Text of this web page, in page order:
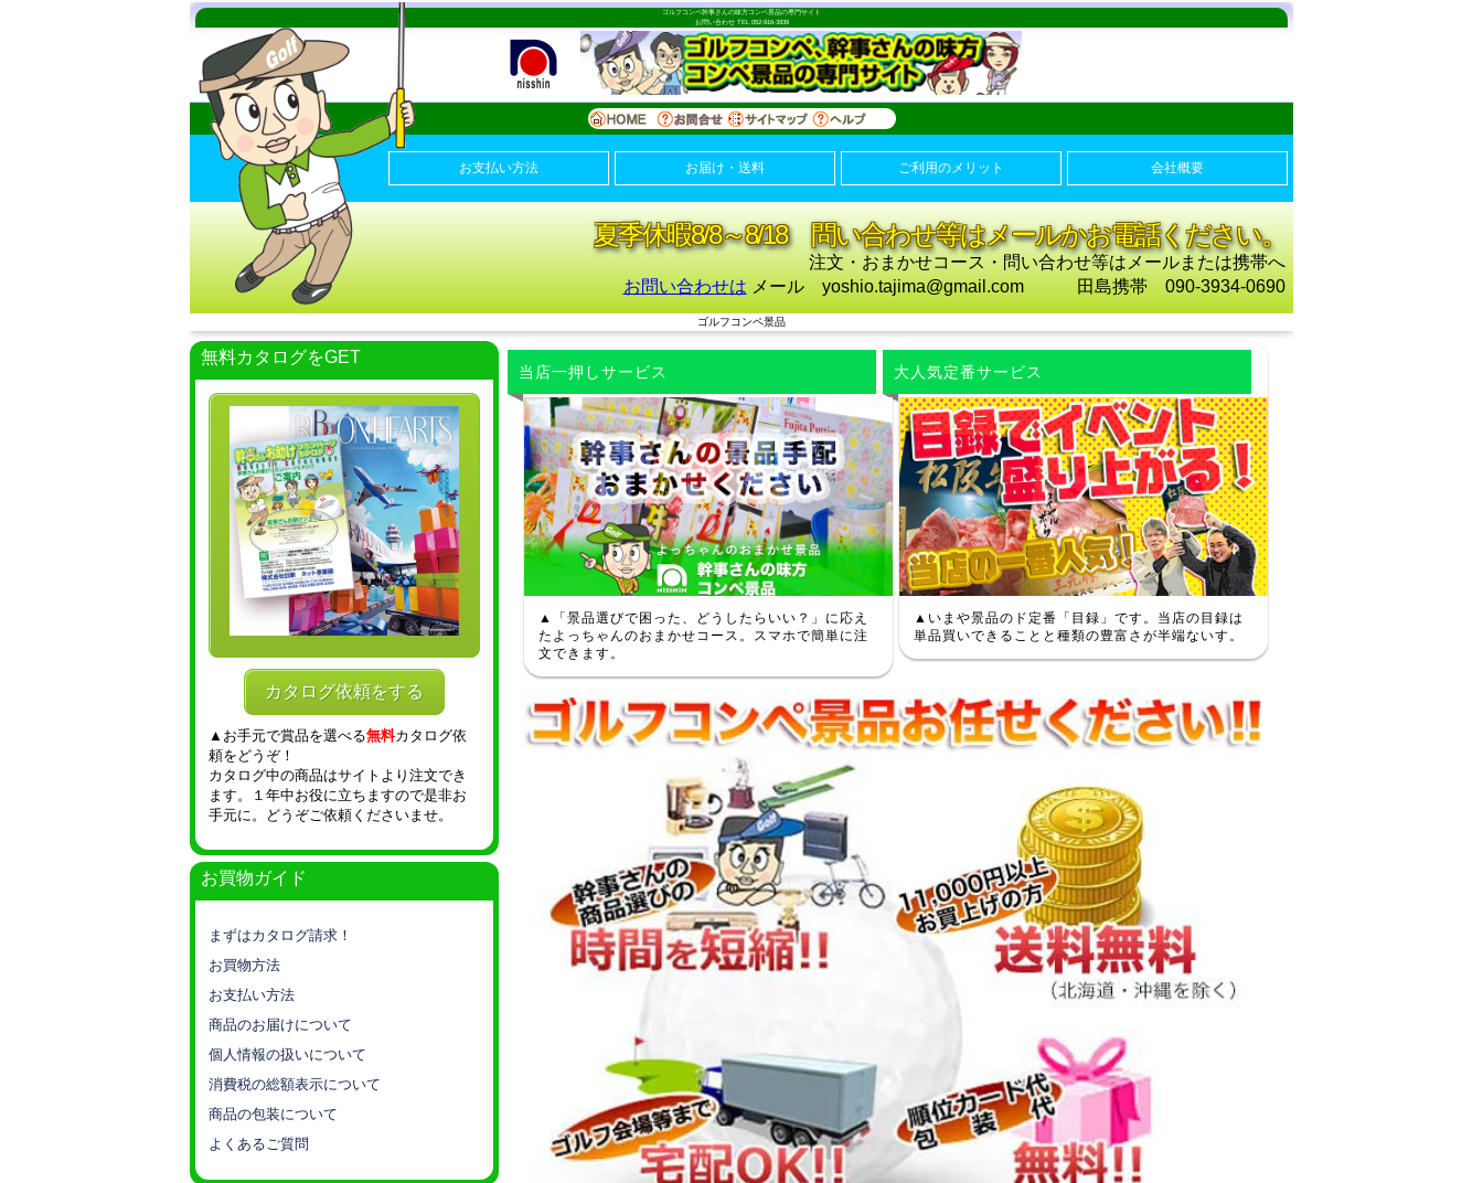
ゴルフコンペ幹事さんの味方コンペ景品の専門サイト
お問い合わせ TEL 052-916-3939
お支払い方法 お届け・送料 ご利用のメリット 会社概要
夏季休暇8/8～8/18 問い合わせ等はメールかお電話ください。
注文・おまかせコース・問い合わせ等はメールまたは携帯へ
お問い合わせは メール yoshio.tajima@gmail.com 田島携帯 090-3934-0690
ゴルフコンペ景品
無料カタログをGET
カタログ依頼をする
▲お手元で賞品を選べる無料カタログ依
頼をどうぞ！
カタログ中の商品はサイトより注文でき
ます。１年中お役に立ちますので是非お
手元に。どうぞご依頼くださいませ。
お買物ガイド
まずはカタログ請求！
お買物方法
お支払い方法
商品のお届けについて
個人情報の扱いについて
消費税の総額表示について
商品の包装について
よくあるご質問
当店一押しサービス
▲「景品選びで困った、どうしたらいい？」に応え
たよっちゃんのおまかせコース。スマホで簡単に注
文できます。
大人気定番サービス
▲いまや景品のド定番「目録」です。当店の目録は
単品買いできることと種類の豊富さが半端ないす。